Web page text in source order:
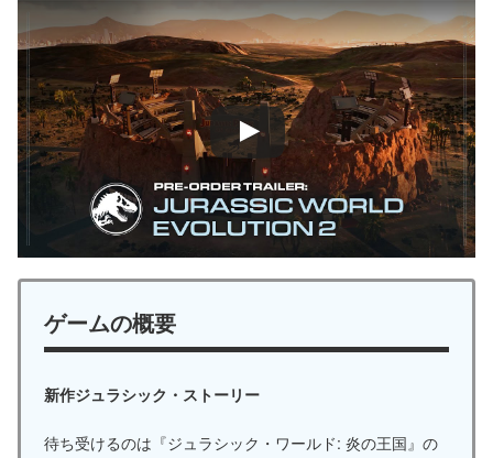
ゲームの概要
新作ジュラシック・ストーリー
待ち受けるのは『ジュラシック・ワールド: 炎の王国』の